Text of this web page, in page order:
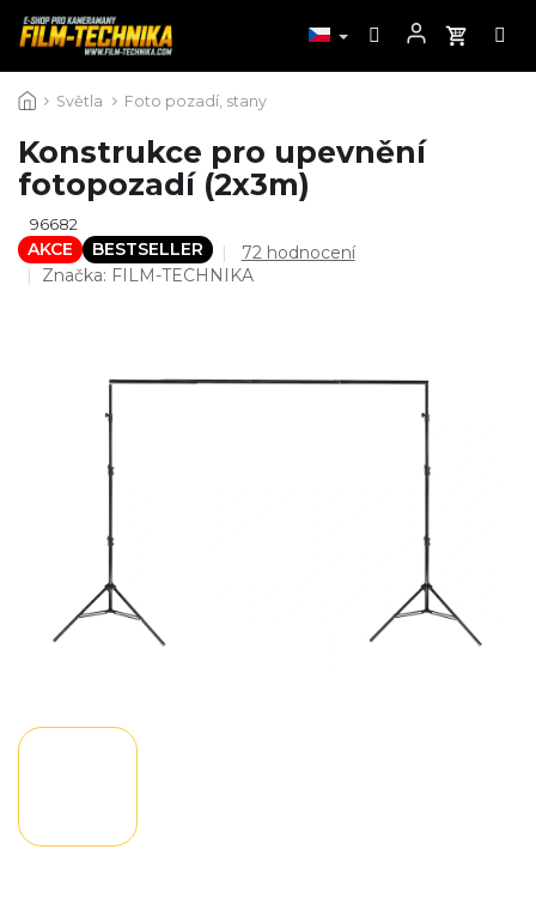
na
Světla Foto pozadí, stany
Konstrukce pro upevnění
fotopozadí (2x3m)
96682
AKCE BESTSELLER
Průměrné
hodnocení
5
72 hodnocení
Značka: FILM-TECHNIKA